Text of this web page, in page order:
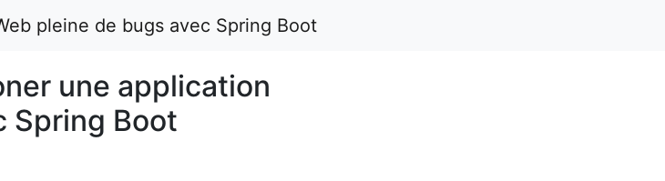
pleine de bugs avec Spring Boot
une application
Spring Boot